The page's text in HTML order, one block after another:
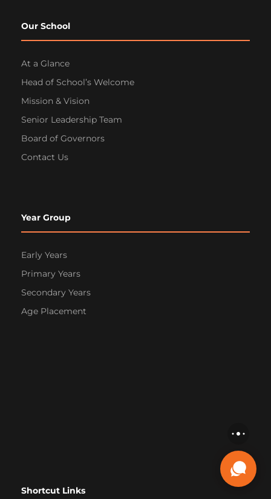
Our School
At a Glance
Head of School’s Welcome
Mission & Vision
Senior Leadership Team
Board of Governors
Contact Us
Year Group
Early Years
Primary Years
Secondary Years
Age Placement
Shortcut Links